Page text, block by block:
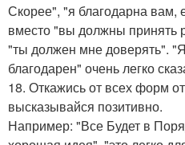
Скорее", "я благодарна вам,
вместо "вы должны принять
"ты должен мне доверять".
благодарен" очень легко
18. Откажись от всех форм
высказывайся позитивно.
Например: "Все Будет в